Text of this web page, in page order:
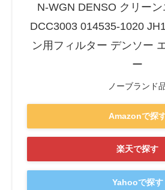
N-WGN DENSO クリー
DCC3003 014535-1020
ン用フィルター デンソー
ー
ノーブランド
Amazonで探
楽天で探す
Yahooで探す